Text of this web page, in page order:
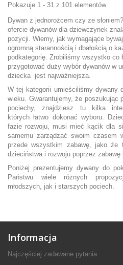
Pokazuje 1 - 31 z 101 elementów
Dywan z jednorożcem czy ze
ofercie dywanów dla dziewczynek
pozycji. Wiemy, jak wymagające
ogromną starannością i dbałością o
podkategorię. Zrobiliśmy wszystko co
przygotować duży wybór dywanów w
dziecka jest najważniejsza.
W tej kategorii umieściliśmy dywany
wieku. Gwarantujemy, że poszukując
pociechy, znajdziesz tu kilka
których łatwo dokonać wyboru.
fazie rozwoju, musi mieć kącik dla
samemu zarządzać swoim czasem
przede wszystkim zabawę, jako że
dzieciństwa i rozwoju poprzez
Poniżej prezentujemy dywany do
Państwu wiele różnych
młodszych, jak i starszych pociech.
Informacja
Najczęściej zadawane pytania